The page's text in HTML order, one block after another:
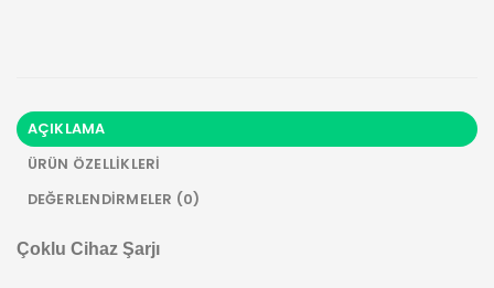
AÇIKLAMA
ÜRÜN ÖZELLIKLERI
DEĞERLENDIRMELER (0)
Çoklu Cihaz Şarjı